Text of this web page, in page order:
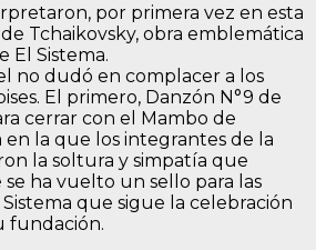
por primera vez en esta
Tchaikovsky, obra emblemática
El Sistema.
no dudó en complacer a los
El primero, Danzón N°9 de
cerrar con el Mambo de
en la que los integrantes de la
la soltura y simpatía que
ha vuelto un sello para las
que sigue la celebración
fundación.